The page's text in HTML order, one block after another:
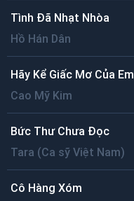
Tình Đã Nhạt Nhòa
Hồ Hán Dân
Hãy Kể Giấc Mơ Của Em
Cao Mỹ Kim
Bức Thư Chưa Đọc
Tara (Ca sỹ Việt Nam)
Cô Hàng Xóm